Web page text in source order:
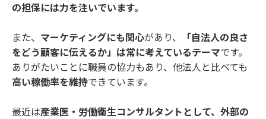
の担保には力を注いでいます。
また、 マーケティングにも関心があり、
「自法人の良さ
をどう顧客に伝えるか」は常に考えているテーマです。
ありがたいことに職員の協力もあり、他法人と比べても
高い稼働率を維持できています。
最近は産業医・労働衛生コンサルタントとして、外部の